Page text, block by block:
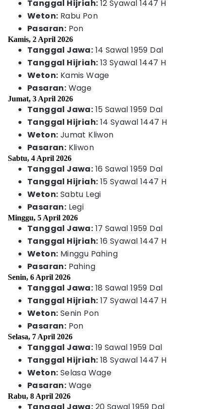
Tanggal Hijriah: 12 Syawal 1447 H
Weton: Rabu Pon
Pasaran: Pon
Kamis, 2 April 2026
Tanggal Jawa: 14 Sawal 1959 Dal
Tanggal Hijriah: 13 Syawal 1447 H
Weton: Kamis Wage
Pasaran: Wage
Jumat, 3 April 2026
Tanggal Jawa: 15 Sawal 1959 Dal
Tanggal Hijriah: 14 Syawal 1447 H
Weton: Jumat Kliwon
Pasaran: Kliwon
Sabtu, 4 April 2026
Tanggal Jawa: 16 Sawal 1959 Dal
Tanggal Hijriah: 15 Syawal 1447 H
Weton: Sabtu Legi
Pasaran: Legi
Minggu, 5 April 2026
Tanggal Jawa: 17 Sawal 1959 Dal
Tanggal Hijriah: 16 Syawal 1447 H
Weton: Minggu Pahing
Pasaran: Pahing
Senin, 6 April 2026
Tanggal Jawa: 18 Sawal 1959 Dal
Tanggal Hijriah: 17 Syawal 1447 H
Weton: Senin Pon
Pasaran: Pon
Selasa, 7 April 2026
Tanggal Jawa: 19 Sawal 1959 Dal
Tanggal Hijriah: 18 Syawal 1447 H
Weton: Selasa Wage
Pasaran: Wage
Rabu, 8 April 2026